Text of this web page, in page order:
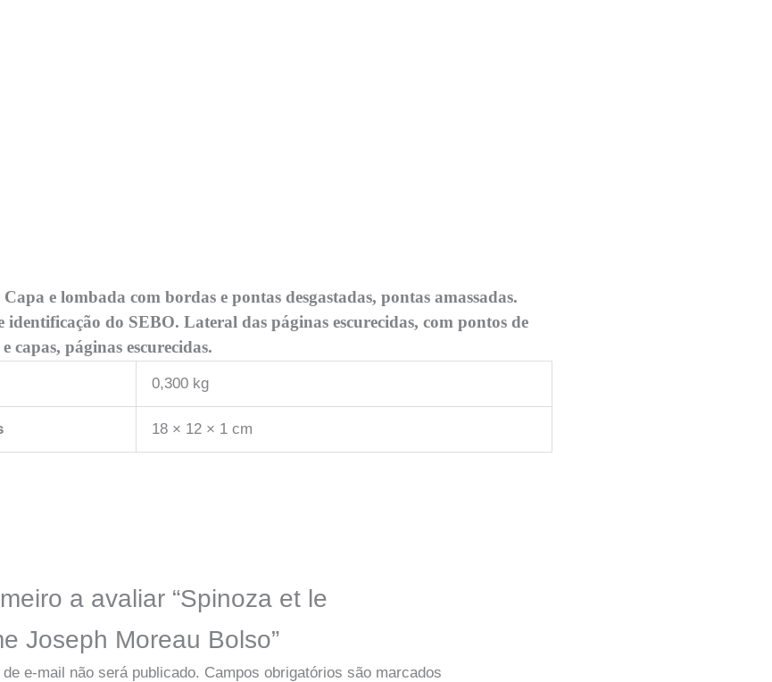
e lombada com bordas e pontas desgastadas, pontas amassadas.
do SEBO. Lateral das páginas escurecidas, com pontos de
capas, páginas escurecidas.
0,300 kg
18 × 12 × 1 cm
a avaliar “Spinoza et le
Joseph Moreau Bolso”
e-mail não será publicado. Campos obrigatórios são marcados